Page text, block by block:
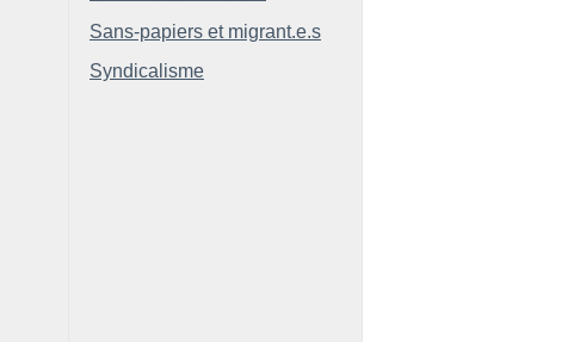
Sans-papiers et migrant.e.s
Syndicalisme